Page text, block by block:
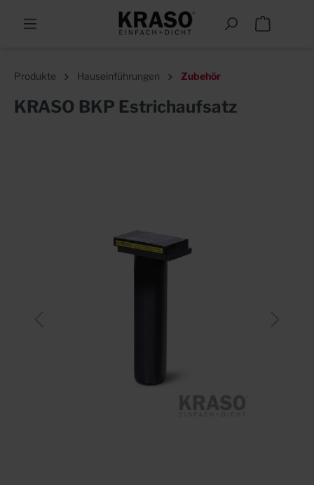
Produkte Hauseinführungen Zubehör
KRASO BKP Estrichaufsatz